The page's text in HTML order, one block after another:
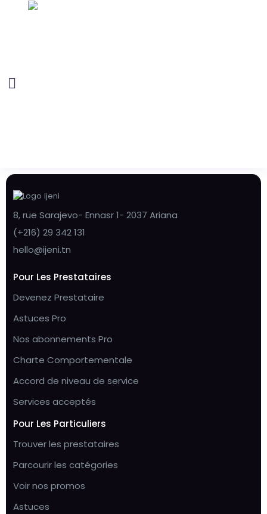
8, rue Sarajevo- Ennasr 1- 2037 Ariana
(+216) 29 342 131
hello@ijeni.tn
Pour Les Prestataires
Devenez Prestataire
Astuces Pro
Nos abonnements Pro
Charte Comportementale
Accord de niveau de service
Services acceptés
Pour Les Particuliers
Trouver les prestataires
Parcourir les catégories
Voir nos promos
Astuces